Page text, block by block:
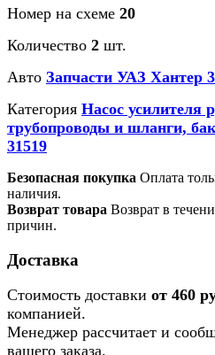
Номер на схеме 20
Количество 2 шт.
Авто Запчасти УАЗ Хантер
Категория Насос усилителя
трубопроводы и шланги,
31519
Безопасная покупка Оплата
наличия.
Возврат товара Возврат в
причин.
Доставка
Стоимость доставки от 460
компанией.
Менеджер рассчитает и
вашего заказа.